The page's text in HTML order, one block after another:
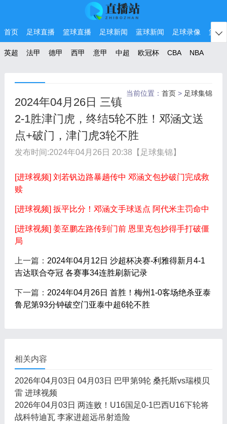
首页 足球直播 篮球直播 足球新闻 蓝球新闻 足球录像 篮球

英超 法甲 德甲 西甲 意甲 中超 欧冠杯 CBA NBA
当前位置：首页 > 足球集锦
2024年04月26日 三镇
2-1胜津门虎，终结5轮不胜！邓涵文送
点+破门，津门虎3轮不胜
发布时间:2024年04月26日 20:38 【足球集锦】
[进球视频] 刘若钒边路暴趟传中 邓涵文包抄破门完成救
赎
[进球视频] 扳平比分！邓涵文手球送点 阿代米主罚命中
[进球视频] 姜至鹏左路传到门前 恩里克包抄得手打破僵
局
上一篇： 2024年04月12日 沙超杯决赛-利雅得新月4-1
吉达联合夺冠 各赛事34连胜刷新记录
下一篇： 2024年04月26日 首胜！梅州1-0客场绝杀亚泰
鲁尼第93分钟破空门亚泰中超6轮不胜
相关内容
2026年04月03日 04月03日 巴甲第9轮 桑托斯vs瑞模贝
雷 进球视频
2026年04月03日 两连败！U16国足0-1巴西U16下轮将
战科特迪瓦 李家进超远吊射造险